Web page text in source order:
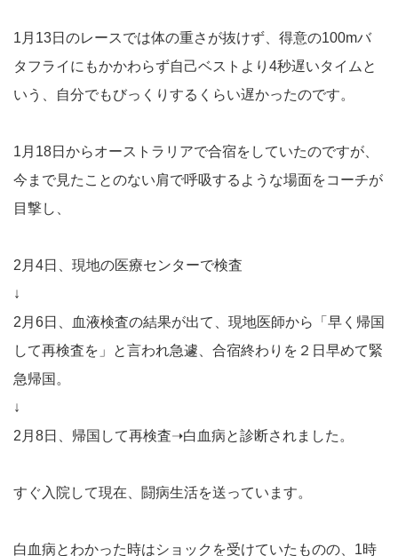
1月13日のレースでは体の重さが抜けず、得意の100mバ
タフライにもかかわらず自己ベストより4秒遅いタイムと
いう、自分でもびっくりするくらい遅かったのです。
1月18日からオーストラリアで合宿をしていたのですが、
今まで見たことのない肩で呼吸するような場面をコーチが
目撃し、
2月4日、現地の医療センターで検査
↓
2月6日、血液検査の結果が出て、現地医師から「早く帰国
して再検査を」と言われ急遽、合宿終わりを２日早めて緊
急帰国。
↓
2月8日、帰国して再検査➝白血病と診断されました。
すぐ入院して現在、闘病生活を送っています。
白血病とわかった時はショックを受けていたものの、1時